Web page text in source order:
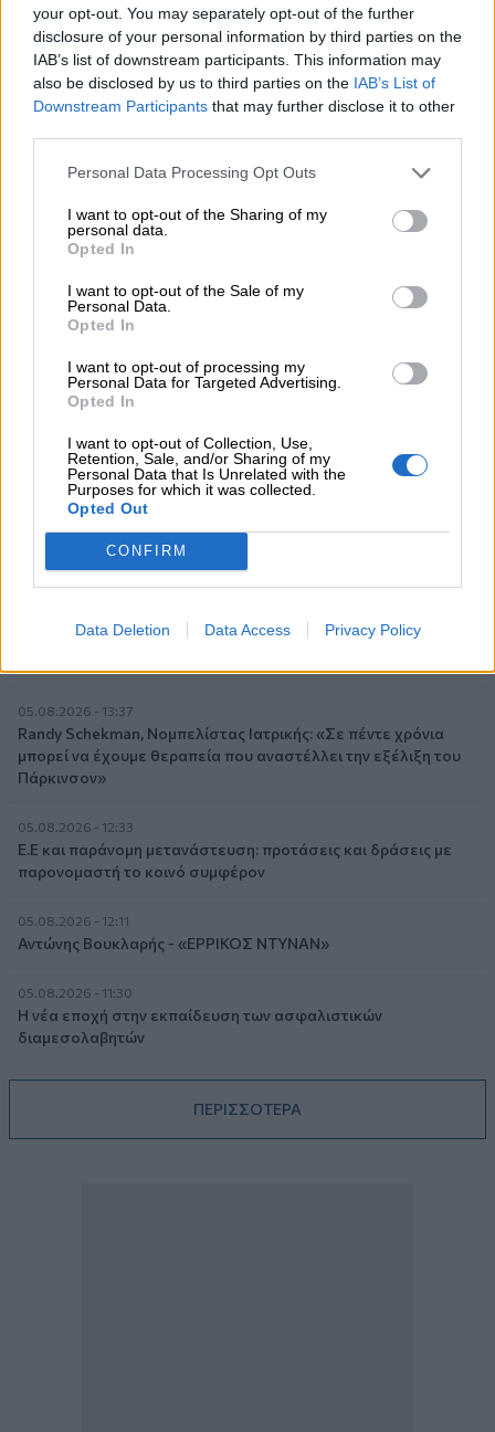
your opt-out. You may separately opt-out of the further
disclosure of your personal information by third parties on the
IAB’s list of downstream participants. This information may
also be disclosed by us to third parties on the IAB’s List of
Downstream Participants that may further disclose it to other
Personal Data Processing Opt Outs
I want to opt-out of the Sharing of my
personal data.
Opted In
I want to opt-out of the Sale of my
Personal Data.
Opted In
I want to opt-out of processing my
Personal Data for Targeted Advertising.
Opted In
I want to opt-out of Collection, Use,
Retention, Sale, and/or Sharing of my
Personal Data that Is Unrelated with the
Purposes for which it was collected.
Opted Out
CONFIRM
Data Deletion Data Access Privacy Policy
06.08.2026 - 14:55
Μιχάλης Τάτσης, Insurance & Healthcare Analyst, διευθυντής
Επιχειρηματικής Ανάπτυξης Ομίλου HHG
Διαμεσολαβητής στον πελάτη κλάδου υγείας;
06.08.2026 - 12:22
Kavita Patel - PhARMA Innovation Forum: Ένα στα πέντε
καινοτόμα φάρμακα φτάνει τελικά στην Ελλάδα
06.08.2026 - 11:37
Μείωση ασφαλιστικών εισφορών ύψους 240 εκατ. ευρώ
ζητούν οι έμποροι από την Κυβέρνηση
06.08.2026 - 10:45
ενεργειακή κρίση;
06.08.2026 - 09:15
Στέλιος Λιανός – INTERAMERICAN / Αθηναϊκή Γενική Κλινική
06.08.2026 - 08:40
ελληνικές τράπεζες «πρωταθλήτριες» στα δάνεια, νέο deal
Βαρδινογιάννη- Εξάρχου και ο διπλασιασμός των κερδών της
05.08.2026 - 13:37
Randy Schekman, Νομπελίστας Ιατρικής: «Σε πέντε χρόνια
μπορεί να έχουμε θεραπεία που αναστέλλει την εξέλιξη του
Πάρκινσον»
05.08.2026 - 12:33
Ε.Ε και παράνομη μετανάστευση: προτάσεις και δράσεις με
παρονομαστή το κοινό συμφέρον
05.08.2026 - 12:11
Αντώνης Βουκλαρής - «ΕΡΡΙΚΟΣ ΝΤΥΝΑΝ»
05.08.2026 - 11:30
Η νέα εποχή στην εκπαίδευση των ασφαλιστικών
διαμεσολαβητών
ΠΕΡΙΣΣΟΤΕΡΑ